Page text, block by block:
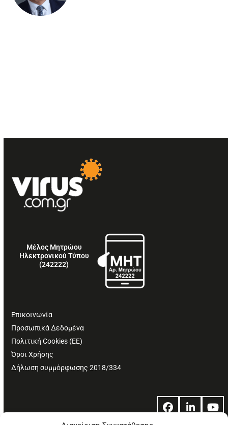
Μέλος Μητρώου
Ηλεκτρονικού Τύπου
(242222)
Επικοινωνία
Προσωπικά Δεδομένα
Πολιτική Cookies (ΕΕ)
Όροι Χρήσης
Δήλωση συμμόρφωσης 2018/334
Facebook
LinkedIn